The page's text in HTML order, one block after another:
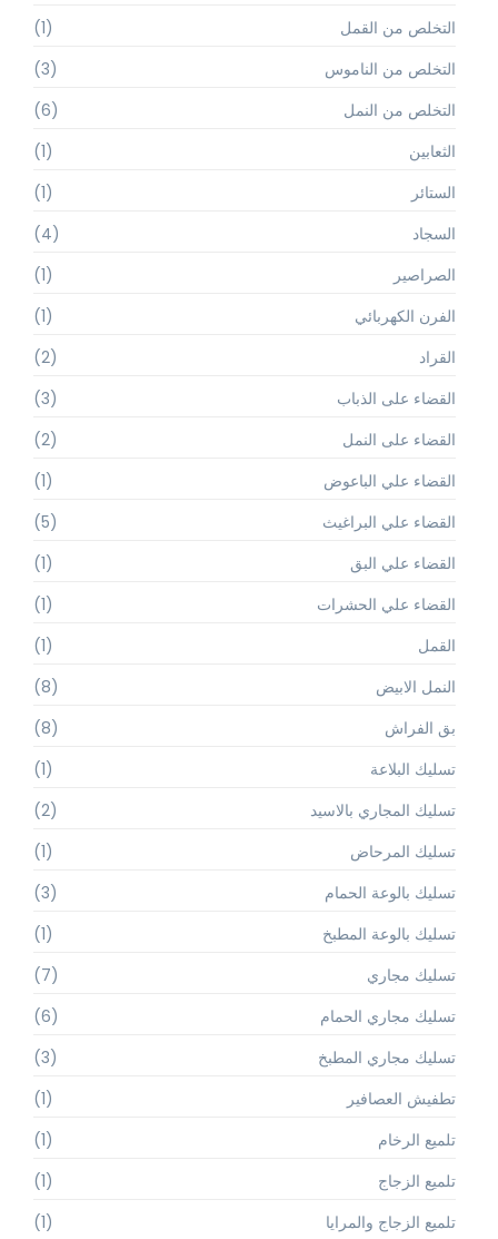
التخلص من القمل
(1)
التخلص من الناموس
(3)
التخلص من النمل
(6)
الثعابين
(1)
الستائر
(1)
السجاد
(4)
الصراصير
(1)
الفرن الكهربائي
(1)
القراد
(2)
القضاء على الذباب
(3)
القضاء على النمل
(2)
القضاء علي الباعوض
(1)
القضاء علي البراغيث
(5)
القضاء علي البق
(1)
القضاء علي الحشرات
(1)
القمل
(1)
النمل الابيض
(8)
بق الفراش
(8)
تسليك البلاعة
(1)
تسليك المجاري بالاسيد
(2)
تسليك المرحاض
(1)
تسليك بالوعة الحمام
(3)
تسليك بالوعة المطبخ
(1)
تسليك مجاري
(7)
تسليك مجاري الحمام
(6)
تسليك مجاري المطبخ
(3)
تطفيش العصافير
(1)
تلميع الرخام
(1)
تلميع الزجاج
(1)
تلميع الزجاج والمرايا
(1)